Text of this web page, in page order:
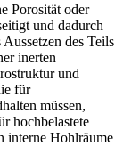
Porosität oder
und dadurch
des Teils
inerten
und
für
müssen,
hochbelastete
interne Hohlräume